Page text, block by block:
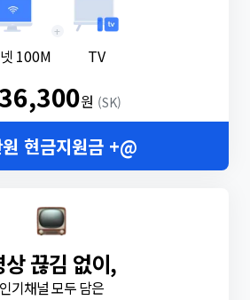
100M
+
TV
원 (SK)
현금지원금 +@
상 끊김 없이,
인기채널 모두 담은